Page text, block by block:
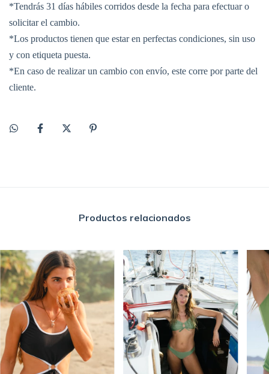
*Tendrás 31 días hábiles corridos desde la fecha para efectuar o
solicitar el cambio.
*Los productos tienen que estar en perfectas condiciones, sin uso
y con etiqueta puesta.
*En caso de realizar un cambio con envío, este corre por parte del
cliente.
Productos relacionados